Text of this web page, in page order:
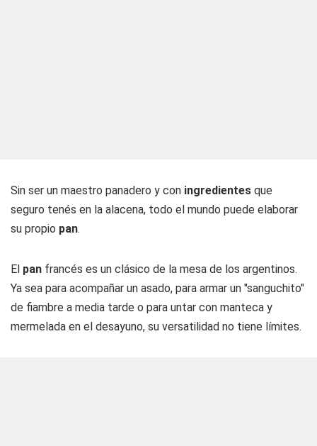
Sin ser un maestro panadero y con ingredientes que
seguro tenés en la alacena, todo el mundo puede elaborar
su propio pan.
El pan francés es un clásico de la mesa de los argentinos.
Ya sea para acompañar un asado, para armar un "sanguchito"
de fiambre a media tarde o para untar con manteca y
mermelada en el desayuno, su versatilidad no tiene límites.